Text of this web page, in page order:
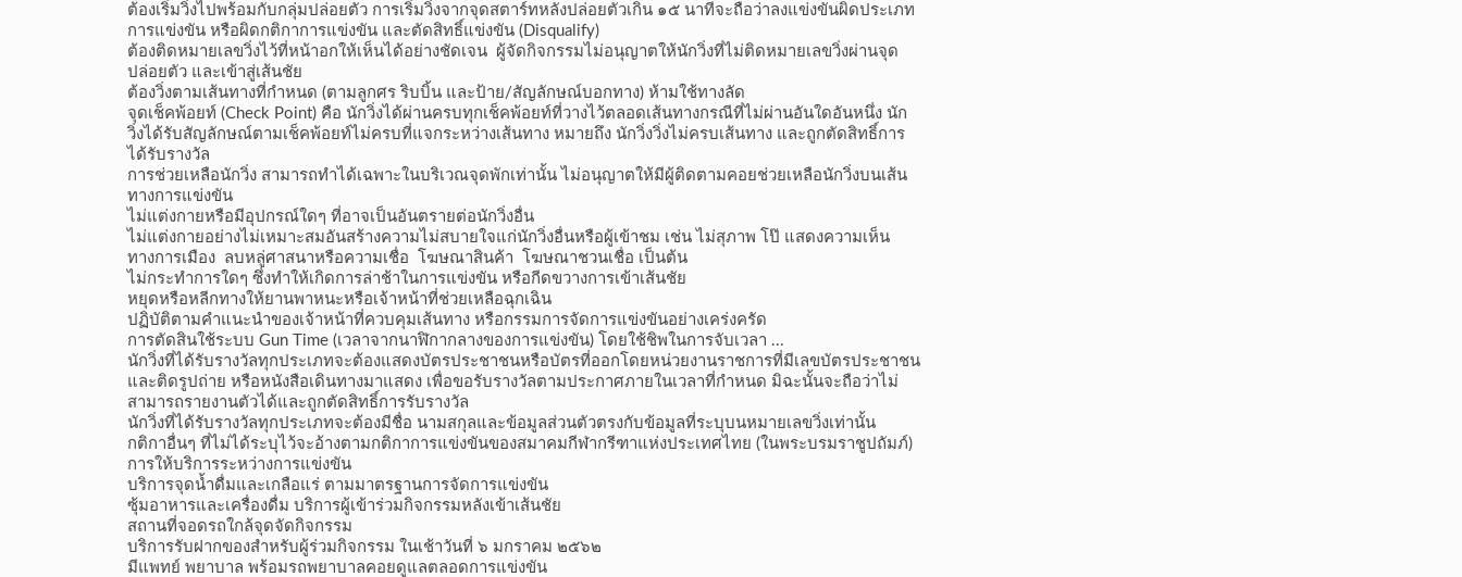
ต้องเริ่มวิ่งไปพร้อมกับกลุ่มปล่อยตัว การเริ่มวิ่งจากจุดสตาร์ทหลังปล่อยตัวเกิน ๑๕ นาทีจะถือว่าลงแข่งขันผิดประเภท
การแข่งขัน หรือผิดกติกาการแข่งขัน และตัดสิทธิ์แข่งขัน (Disqualify)
ต้องติดหมายเลขวิ่งไว้ที่หน้าอกให้เห็นได้อย่างชัดเจน ผู้จัดกิจกรรมไม่อนุญาตให้นักวิ่งที่ไม่ติดหมายเลขวิ่งผ่านจุด
ปล่อยตัว และเข้าสู่เส้นชัย
ต้องวิ่งตามเส้นทางที่กำหนด (ตามลูกศร ริบบิ้น และป้าย/สัญลักษณ์บอกทาง) ห้ามใช้ทางลัด
จุดเช็คพ้อยท์ (Check Point) คือ นักวิ่งได้ผ่านครบทุกเช็คพ้อยท์ที่วางไว้ตลอดเส้นทางกรณีที่ไม่ผ่านอันใดอันหนึ่ง นัก
วิ่งได้รับสัญลักษณ์ตามเช็คพ้อยท์ไม่ครบที่แจกระหว่างเส้นทาง หมายถึง นักวิ่งวิ่งไม่ครบเส้นทาง และถูกตัดสิทธิ์การ
ได้รับรางวัล
การช่วยเหลือนักวิ่ง สามารถทำได้เฉพาะในบริเวณจุดพักเท่านั้น ไม่อนุญาตให้มีผู้ติดตามคอยช่วยเหลือนักวิ่งบนเส้น
ทางการแข่งขัน
ไม่แต่งกายหรือมีอุปกรณ์ใดๆ ที่อาจเป็นอันตรายต่อนักวิ่งอื่น
ไม่แต่งกายอย่างไม่เหมาะสมอันสร้างความไม่สบายใจแก่นักวิ่งอื่นหรือผู้เข้าชม เช่น ไม่สุภาพ โป๊ แสดงความเห็น
ทางการเมือง ลบหลู่ศาสนาหรือความเชื่อ โฆษณาสินค้า โฆษณาชวนเชื่อ เป็นต้น
ไม่กระทำการใดๆ ซึ่งทำให้เกิดการล่าช้าในการแข่งขัน หรือกีดขวางการเข้าเส้นชัย
หยุดหรือหลีกทางให้ยานพาหนะหรือเจ้าหน้าที่ช่วยเหลือฉุกเฉิน
ปฏิบัติตามคำแนะนำของเจ้าหน้าที่ควบคุมเส้นทาง หรือกรรมการจัดการแข่งขันอย่างเคร่งครัด
การตัดสินใช้ระบบ Gun Time (เวลาจากนาฬิกากลางของการแข่งขัน) โดยใช้ชิพในการจับเวลา ...
นักวิ่งที่ได้รับรางวัลทุกประเภทจะต้องแสดงบัตรประชาชนหรือบัตรที่ออกโดยหน่วยงานราชการที่มีเลขบัตรประชาชน
และติดรูปถ่าย หรือหนังสือเดินทางมาแสดง เพื่อขอรับรางวัลตามประกาศภายในเวลาที่กำหนด มิฉะนั้นจะถือว่าไม่
สามารถรายงานตัวได้และถูกตัดสิทธิ์การรับรางวัล
นักวิ่งที่ได้รับรางวัลทุกประเภทจะต้องมีชื่อ นามสกุลและข้อมูลส่วนตัวตรงกับข้อมูลที่ระบุบนหมายเลขวิ่งเท่านั้น
กติกาอื่นๆ ที่ไม่ได้ระบุไว้จะอ้างตามกติกาการแข่งขันของสมาคมกีฬากรีฑาแห่งประเทศไทย (ในพระบรมราชูปถัมภ์)
การให้บริการระหว่างการแข่งขัน
บริการจุดน้ำดื่มและเกลือแร่ ตามมาตรฐานการจัดการแข่งขัน
ซุ้มอาหารและเครื่องดื่ม บริการผู้เข้าร่วมกิจกรรมหลังเข้าเส้นชัย
สถานที่จอดรถใกล้จุดจัดกิจกรรม
บริการรับฝากของสำหรับผู้ร่วมกิจกรรม ในเช้าวันที่ ๖ มกราคม ๒๕๖๒
มีแพทย์ พยาบาล พร้อมรถพยาบาลคอยดูแลตลอดการแข่งขัน